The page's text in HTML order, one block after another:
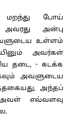
போய்
அவரது அன்பு
உள்ளம்
அவர்கள்
தடை, - கடக்க
அவளுடைய
அந்தப்
எவ்வளவு